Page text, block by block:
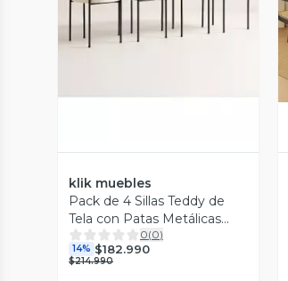
Vista Previa
klik muebles
Pack de 4 Sillas Teddy de
Tela con Patas Metálicas
Negras - Crema
0(0)
14% $182.990
$214.990